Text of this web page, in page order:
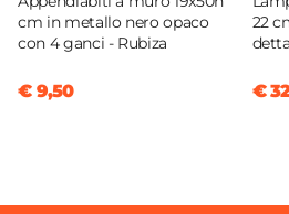
cm in metallo nero opaco
con 4 ganci - Rubiza
€ 9,50
22
€